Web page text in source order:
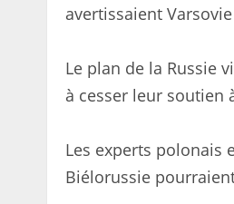
avertissaient
Le plan de la Russie
à cesser leur soutien
Les experts polonais
Biélorussie